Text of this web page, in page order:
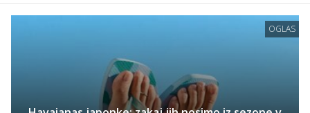
OGLAS